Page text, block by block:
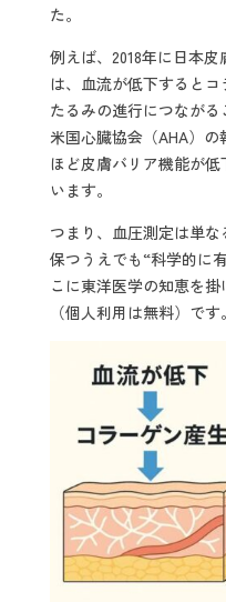
た。
例えば、2018年に日本
は、血流が低下すると
たるみの進行につながる
米国心臓協会（AHA）
ほど皮膚バリア機能が
います。
つまり、血圧測定は単
保つうえでも“科学的に
こに東洋医学の知恵を掛
（個人利用は無料）です。